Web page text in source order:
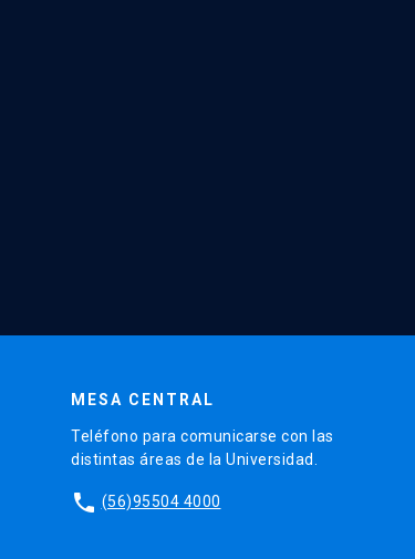
MESA CENTRAL
Teléfono para comunicarse con las
distintas áreas de la Universidad.
phone (56)95504 4000